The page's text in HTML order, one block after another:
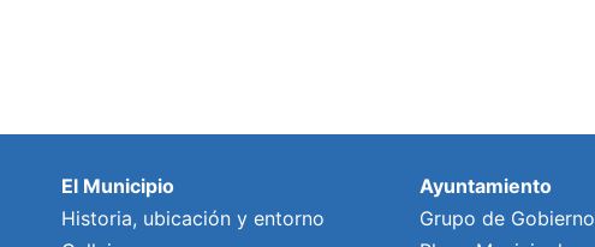
El Municipio
Historia, ubicación y entorno
Ayuntamiento
Grupo de Gobierno